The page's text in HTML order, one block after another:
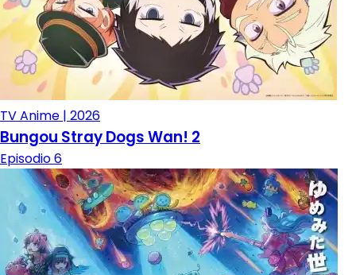
TV Anime | 2026
Bungou Stray Dogs Wan! 2
Episodio 6